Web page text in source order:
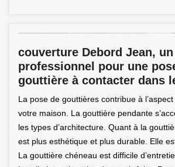
couverture Debord Jean, un
professionnel pour une
gouttière à contacter dans
La pose de gouttières contribue à
votre maison. La gouttière pendante
les types d’architecture. Quant à la
est plus esthétique et plus durable. Elle
La gouttière chéneau est difficile